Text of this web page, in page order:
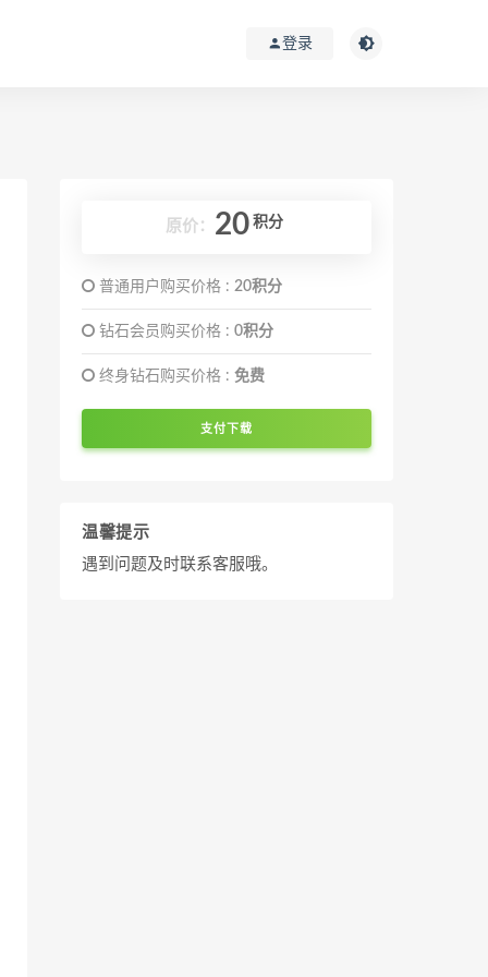
登录
原价： 20 积分
普通用户购买价格 : 20积分
钻石会员购买价格 : 0积分
终身钻石购买价格 : 免费
支付下载
温馨提示
遇到问题及时联系客服哦。